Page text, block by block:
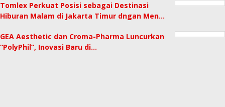
Tomlex Perkuat Posisi sebagai Destinasi
Hiburan Malam di Jakarta Timur dngan Men…
GEA Aesthetic dan Croma-Pharma Luncurkan
“PolyPhil”, Inovasi Baru di…